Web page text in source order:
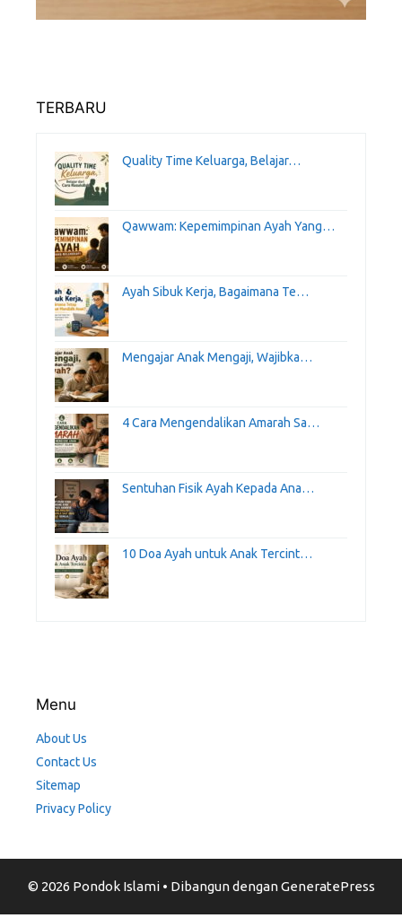
TERBARU
Quality Time Keluarga, Belajar…
Qawwam: Kepemimpinan Ayah Yang…
Ayah Sibuk Kerja, Bagaimana Te…
Mengajar Anak Mengaji, Wajibka…
4 Cara Mengendalikan Amarah Sa…
Sentuhan Fisik Ayah Kepada Ana…
10 Doa Ayah untuk Anak Tercint…
Menu
About Us
Contact Us
Sitemap
Privacy Policy
© 2026 Pondok Islami• Dibangun denganGeneratePress